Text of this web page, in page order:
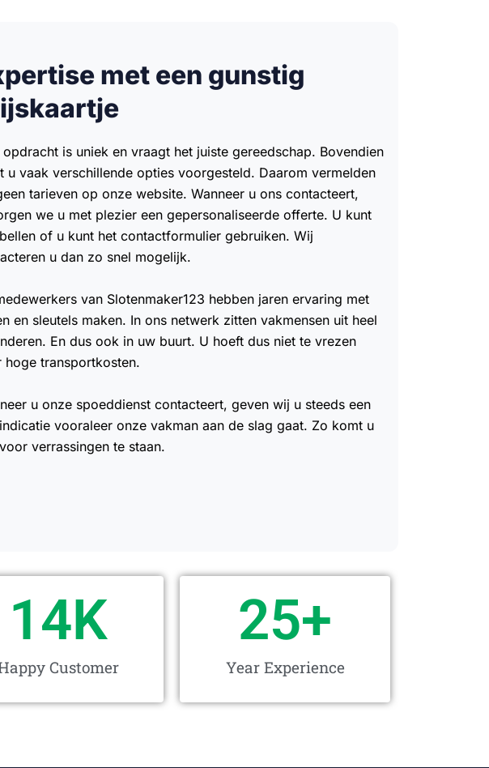
met een gunstig
opdracht is uniek en vraagt het juiste gereedschap. Bovendien
u vaak verschillende opties voorgesteld. Daarom vermelden
tarieven op onze website. Wanneer u ons contacteert,
we u met plezier een gepersonaliseerde offerte. U kunt
of u kunt het contactformulier gebruiken. Wij
u dan zo snel mogelijk.
van Slotenmaker123 hebben jaren ervaring met
en sleutels maken. In ons netwerk zitten vakmensen uit heel
En dus ook in uw buurt. U hoeft dus niet te vrezen
hoge transportkosten.
u onze spoeddienst contacteert, geven wij u steeds een
vooraleer onze vakman aan de slag gaat. Zo komt u
verrassingen te staan.
Customer
14K
Year Experience
25+